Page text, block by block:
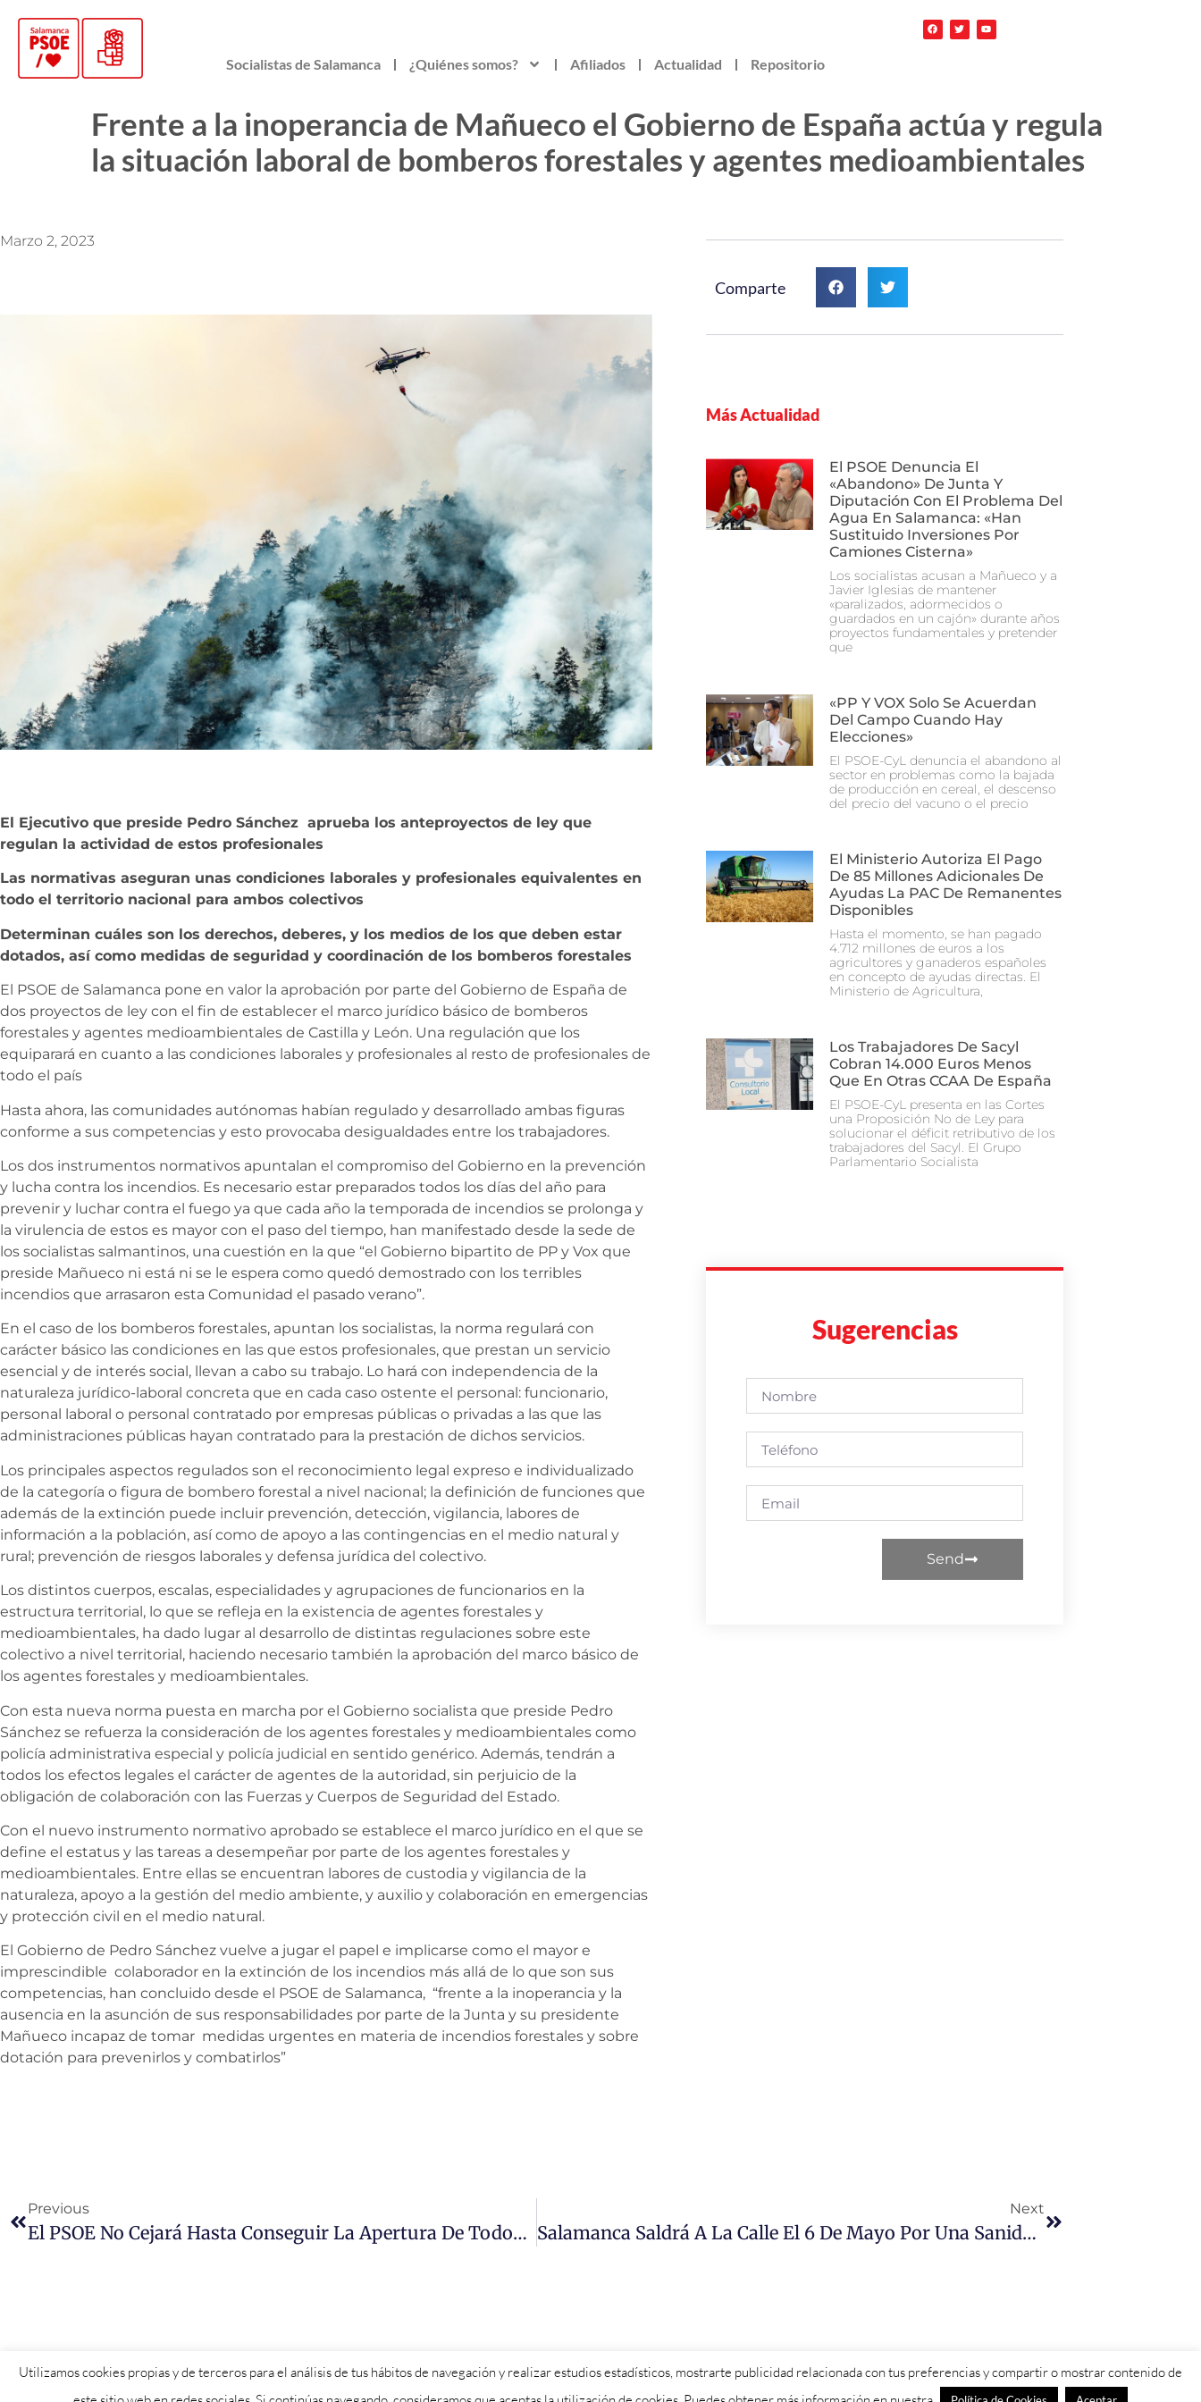
Socialistas de Salamanca ¿Quiénes somos? Afiliados Actualidad Repositorio
Frente a la inoperancia de Mañueco el Gobierno de España actúa y regula
la situación laboral de bomberos forestales y agentes medioambientales
Marzo 2, 2023
El Ejecutivo que preside Pedro Sánchez aprueba los anteproyectos de ley que
regulan la actividad de estos profesionales
Las normativas aseguran unas condiciones laborales y profesionales equivalentes en
todo el territorio nacional para ambos colectivos
Determinan cuáles son los derechos, deberes, y los medios de los que deben estar
dotados, así como medidas de seguridad y coordinación de los bomberos forestales
El PSOE de Salamanca pone en valor la aprobación por parte del Gobierno de España de
dos proyectos de ley con el fin de establecer el marco jurídico básico de bomberos
forestales y agentes medioambientales de Castilla y León. Una regulación que los
equiparará en cuanto a las condiciones laborales y profesionales al resto de profesionales de
todo el país
Hasta ahora, las comunidades autónomas habían regulado y desarrollado ambas figuras
conforme a sus competencias y esto provocaba desigualdades entre los trabajadores.
Los dos instrumentos normativos apuntalan el compromiso del Gobierno en la prevención
y lucha contra los incendios. Es necesario estar preparados todos los días del año para
prevenir y luchar contra el fuego ya que cada año la temporada de incendios se prolonga y
la virulencia de estos es mayor con el paso del tiempo, han manifestado desde la sede de
los socialistas salmantinos, una cuestión en la que “el Gobierno bipartito de PP y Vox que
preside Mañueco ni está ni se le espera como quedó demostrado con los terribles
incendios que arrasaron esta Comunidad el pasado verano”.
En el caso de los bomberos forestales, apuntan los socialistas, la norma regulará con
carácter básico las condiciones en las que estos profesionales, que prestan un servicio
esencial y de interés social, llevan a cabo su trabajo. Lo hará con independencia de la
naturaleza jurídico-laboral concreta que en cada caso ostente el personal: funcionario,
personal laboral o personal contratado por empresas públicas o privadas a las que las
administraciones públicas hayan contratado para la prestación de dichos servicios.
Los principales aspectos regulados son el reconocimiento legal expreso e individualizado
de la categoría o figura de bombero forestal a nivel nacional; la definición de funciones que
además de la extinción puede incluir prevención, detección, vigilancia, labores de
información a la población, así como de apoyo a las contingencias en el medio natural y
rural; prevención de riesgos laborales y defensa jurídica del colectivo.
Los distintos cuerpos, escalas, especialidades y agrupaciones de funcionarios en la
estructura territorial, lo que se refleja en la existencia de agentes forestales y
medioambientales, ha dado lugar al desarrollo de distintas regulaciones sobre este
colectivo a nivel territorial, haciendo necesario también la aprobación del marco básico de
los agentes forestales y medioambientales.
Con esta nueva norma puesta en marcha por el Gobierno socialista que preside Pedro
Sánchez se refuerza la consideración de los agentes forestales y medioambientales como
policía administrativa especial y policía judicial en sentido genérico. Además, tendrán a
todos los efectos legales el carácter de agentes de la autoridad, sin perjuicio de la
obligación de colaboración con las Fuerzas y Cuerpos de Seguridad del Estado.
Con el nuevo instrumento normativo aprobado se establece el marco jurídico en el que se
define el estatus y las tareas a desempeñar por parte de los agentes forestales y
medioambientales. Entre ellas se encuentran labores de custodia y vigilancia de la
naturaleza, apoyo a la gestión del medio ambiente, y auxilio y colaboración en emergencias
y protección civil en el medio natural.
El Gobierno de Pedro Sánchez vuelve a jugar el papel e implicarse como el mayor e
imprescindible colaborador en la extinción de los incendios más allá de lo que son sus
competencias, han concluido desde el PSOE de Salamanca, “frente a la inoperancia y la
ausencia en la asunción de sus responsabilidades por parte de la Junta y su presidente
Mañueco incapaz de tomar medidas urgentes en materia de incendios forestales y sobre
dotación para prevenirlos y combatirlos”
Comparte
Más Actualidad
El PSOE Denuncia El
«abandono» De Junta Y
Diputación Con El Problema Del
Agua En Salamanca: «Han
Sustituido Inversiones Por
Camiones Cisterna»
Los socialistas acusan a Mañueco y a
Javier Iglesias de mantener
«paralizados, adormecidos o
guardados en un cajón» durante años
proyectos fundamentales y pretender
que
«PP Y VOX Solo Se Acuerdan
Del Campo Cuando Hay
Elecciones»
El PSOE-CyL denuncia el abandono al
sector en problemas como la bajada
de producción en cereal, el descenso
del precio del vacuno o el precio
El Ministerio Autoriza El Pago
De 85 Millones Adicionales De
Ayudas La PAC De Remanentes
Disponibles
Hasta el momento, se han pagado
4.712 millones de euros a los
agricultores y ganaderos españoles
en concepto de ayudas directas. El
Ministerio de Agricultura,
Los Trabajadores De Sacyl
Cobran 14.000 Euros Menos
Que En Otras CCAA De España
El PSOE-CyL presenta en las Cortes
una Proposición No de Ley para
solucionar el déficit retributivo de los
trabajadores del Sacyl. El Grupo
Parlamentario Socialista
Sugerencias
Send
Previous
El PSOE No Cejará Hasta Conseguir La Apertura De Todos Los Consultorios Locales Y La Consulta Médica Presencial Con Horario Periódico Y Fijo En Toda La Provincia
Next
Salamanca Saldrá A La Calle El 6 De Mayo Por Una Sanidad Pública “para Todos”
Utilizamos cookies propias y de terceros para el análisis de tus hábitos de navegación y realizar estudios estadísticos, mostrarte publicidad relacionada con tus preferencias y compartir o mostrar contenido de